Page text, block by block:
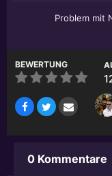
Problem mit
BEWERTUNG
0 Kommentare